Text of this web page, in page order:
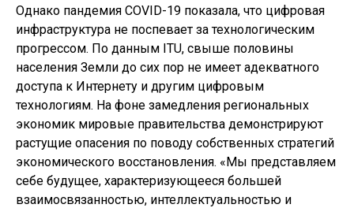
Однако пандемия COVID-19 показала, что цифровая
инфраструктура не поспевает за технологическим
прогрессом. По данным ITU, свыше половины
населения Земли до сих пор не имеет адекватного
доступа к Интернету и другим цифровым
технологиям. На фоне замедления региональных
экономик мировые правительства демонстрируют
растущие опасения по поводу собственных стратегий
экономического восстановления. «Мы представляем
себе будущее, характеризующееся большей
взаимосвязанностью, интеллектуальностью и